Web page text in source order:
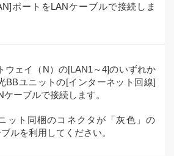
ポートをLANケーブルで接続しま
ウェイ（N）の[LAN1～4]のいずれか
BBユニットの[インターネット回線]
ケーブルで接続します。
ット同梱のコネクタが「灰色」の
ルを利用してください。